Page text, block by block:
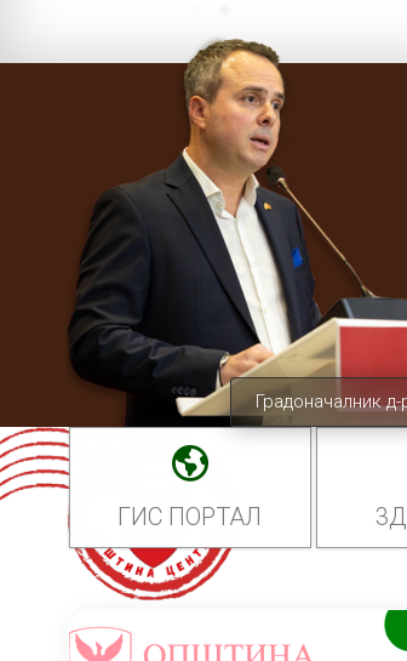
Градоначалник
ГИС ПОРТАЛ